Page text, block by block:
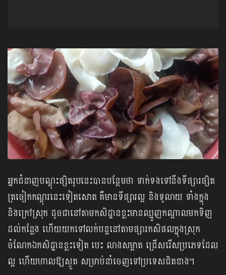
អ្នកជំនាញបណ្តុះផ្សិតរូបនេះបានបន្ថែមថា ទាក់ទងទៅនឹងទីផ្សារផ្សិត
ត្រចៀកកណ្ដុរនេះទៀតសោត គឺមានទីផ្សារល្អ និងទូលាយ ទាំងក្នុង
និងក្រៅស្រុក ដូចជានៅតាមកសិដ្ឋានខ្លះមានឈ្មួញកណ្តាលមកទិញ
ដល់កន្លែង ហើយយកទៅលក់បន្តនៅតាមផ្សារកសិផលក្នុងស្រុក
ចំណែកឯកសិដ្ឋានខ្លះទៀត បេះ លាងសម្អាត ជ្រើសរើសប្រភេទដែល
ល្អ ហើយហាលឱ្យស្ងួត សម្រាប់នាំចេញទៅប្រទេសជិតខាង។